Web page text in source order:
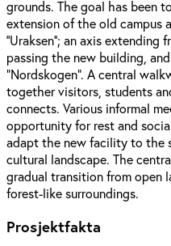
grounds. The goal has been
extension of the old campus
‘’Uraksen’’; an axis
passing the new building,
“Nordskogen”. A central
together visitors, students
connects. Various informal
opportunity for rest and
adapt the new facility to the
cultural landscape. The
gradual transition from open
forest-like surroundings.
Prosjektfakta